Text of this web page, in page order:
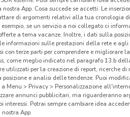
Riprova più tardi.
App. Cosa succede se accetti: Le
di argomenti relativi alla tua cronologia
se un servizio a noi collegato ci
a tema vacanze. Inoltre, i dati sulla
informazioni sulle prestazioni della rete e
con terze parti per comprendere e migliorare
come meglio indicato nel paragrafo 13.b
utilizzati per la creazione di report, ricerche di
e analisi delle tendenze. Puoi
Menu > Privacy > Personalizzazione
annunci pubblicitari, ma riguarderanno
Potrai sempre cambiare idea
App.